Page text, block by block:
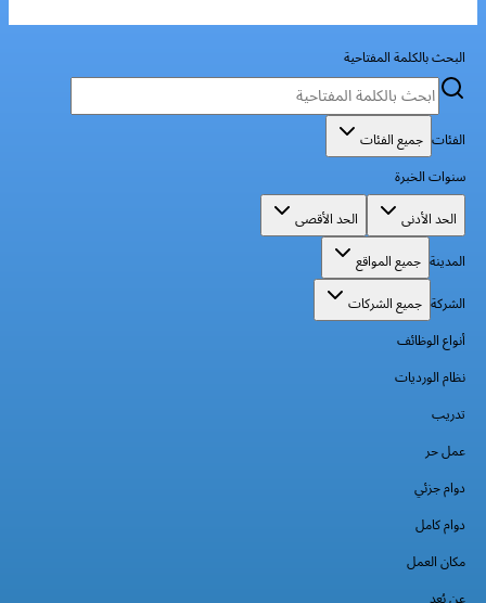
البحث بالكلمة المفتاحية
الفئات جميع الفئات
سنوات الخبرة
الحد الأدنى
الحد الأقصى
المدينة جميع المواقع
الشركة جميع الشركات
أنواع الوظائف
نظام الورديات
تدريب
عمل حر
دوام جزئي
دوام كامل
مكان العمل